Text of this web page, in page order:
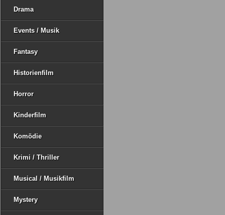
Drama
Events / Musik
Fantasy
Historienfilm
Horror
Kinderfilm
Komödie
Krimi / Thriller
Musical / Musikfilm
Mystery